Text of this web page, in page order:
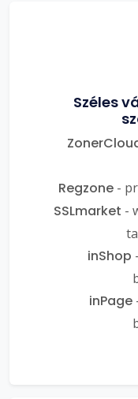
Széles
Regzone -
SSLmarket -
inShop
inPage